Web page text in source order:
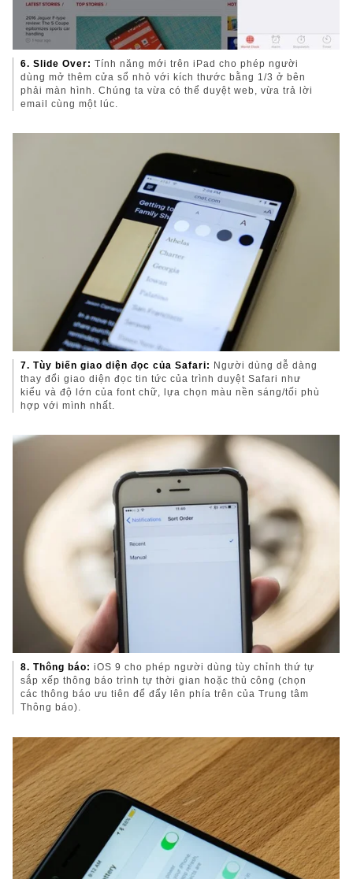
6. Slide Over: Tính năng mới trên iPad cho phép người
dùng mở thêm cửa sổ nhỏ với kích thước bằng 1/3 ở bên
phải màn hình. Chúng ta vừa có thể duyệt web, vừa trả lời
email cùng một lúc.
7. Tùy biến giao diện đọc của Safari: Người dùng dễ dàng
thay đổi giao diện đọc tin tức của trình duyệt Safari như
kiểu và độ lớn của font chữ, lựa chọn màu nền sáng/tối phù
hợp với mình nhất.
8. Thông báo:iOS 9 cho phép người dùng tùy chỉnh thứ tự
sắp xếp thông báo trình tự thời gian hoặc thủ công (chọn
các thông báo ưu tiên để đẩy lên phía trên của Trung tâm
Thông báo).